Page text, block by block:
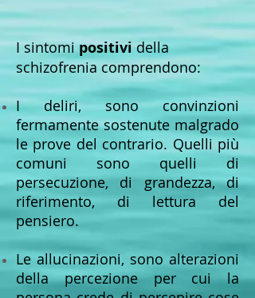
I sintomipositividella
schizofrenia comprendono:
I deliri, sono convinzioni
fermamente sostenute malgrado
le prove del contrario. Quelli più
comuni sono quelli di
persecuzione, di grandezza, di
riferimento, di lettura del
pensiero.
Le allucinazioni, sono alterazioni
della percezione per cui la